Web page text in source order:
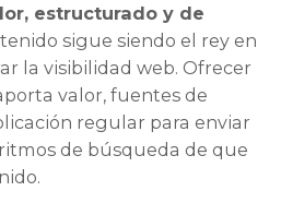
estructurado y de
sigue siendo el rey en
la visibilidad web. Ofrecer
valor, fuentes de
regular para enviar
de búsqueda de que